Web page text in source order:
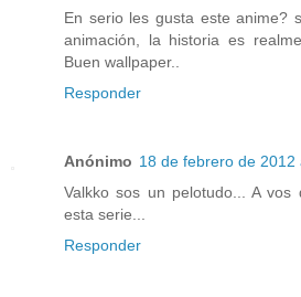
En serio les gusta este anime?
animación, la historia es
Buen wallpaper..
Responder
Anónimo 18 de febrero de 2012
Valkko sos un pelotudo... A
esta serie...
Responder